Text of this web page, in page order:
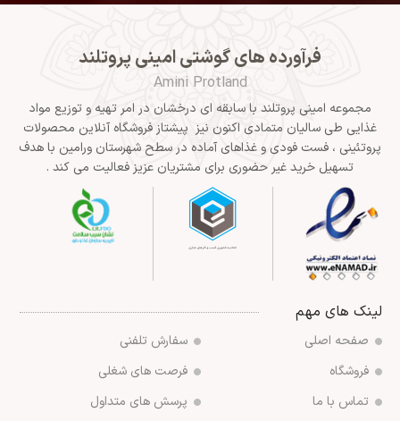
فرآورده های گوشتی امینی پروتلند
Amini Protland
مجموعه امینی پروتلند با سابقه ای درخشان در امر تهیه و توزیع مواد
غذایی طی سالیان متمادی اکنون نیز پیشتاز فروشگاه آنلاین محصولات
پروتئینی ، فست فودی و غذاهای آماده در سطح شهرستان ورامین با هدف
تسهیل خرید غیر حضوری برای مشتریان عزیز فعالیت می کند .
لینک های مهم
صفحه اصلی
فروشگاه
تماس با ما
سفارش تلفنی
فرصت های شغلی
پرسش های متداول